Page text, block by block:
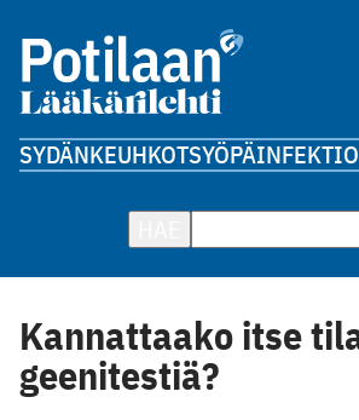
SYDÄNKEUHKOTSYÖPÄ
Kannattaako itse
geenitestiä?